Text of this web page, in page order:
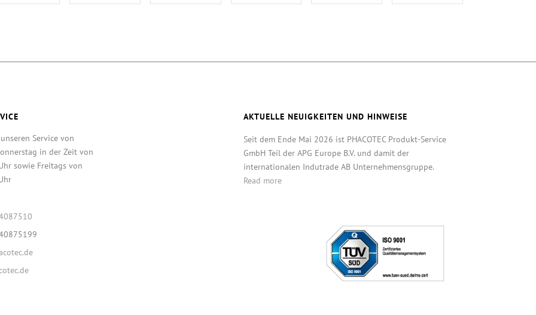
Service von
in der Zeit von
sowie Freitags von
AKTUELLE NEUIGKEITEN UND HINWEISE
Seit dem Ende Mai 2026 ist PHACOTEC Produkt-Service
GmbH Teil der APG Europe B.V. und damit der
internationalen Indutrade AB Unternehmensgruppe.
Read more